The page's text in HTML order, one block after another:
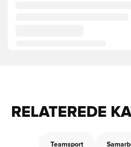
RELATEREDE
Teamsport